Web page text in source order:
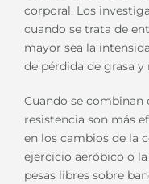
corporal. Los
cuando se trata de
mayor sea la
de pérdida de grasa
Cuando se combinan
resistencia son más
en los cambios de la
ejercicio aeróbico o
pesas libres sobre